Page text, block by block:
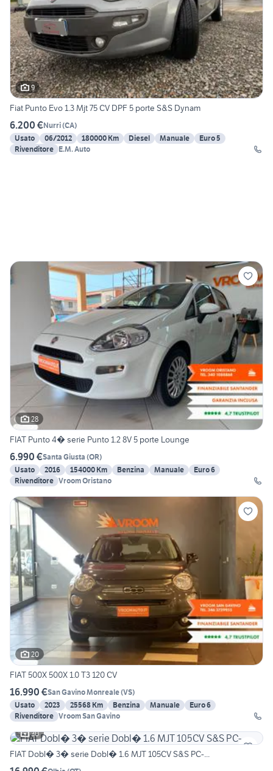
9
Fiat Punto Evo 1.3 Mjt 75 CV DPF 5 porte S&S Dynam
6.200 €Nurri(CA)
Usato
06/2012 180000 Km Diesel Manuale
Euro 5
Rivenditore E.M. Auto
28
FIAT Punto 4� serie Punto 1.2 8V 5 porte Lounge
6.990 €Santa Giusta (OR)
Usato
2016 154000 Km Benzina Manuale
Euro 6
Rivenditore Vroom Oristano
20
FIAT 500X 500X 1.0 T3 120 CV
16.990 €San Gavino Monreale(VS)
Usato
2023 25568 Km Benzina Manuale
Euro 6
Rivenditore Vroom San Gavino
30
FIAT Dobl� 3� serie Dobl� 1.6 MJT 105CV S&S PC-...